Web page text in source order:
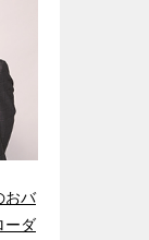
おバ
ーダ